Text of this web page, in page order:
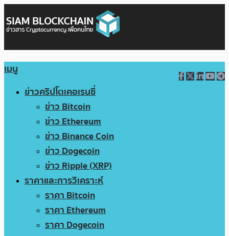
เมนู
ข่าวคริปโตเคอเรนซี่
ข่าว Bitcoin
ข่าว Ethereum
ข่าว Binance Coin
ข่าว Dogecoin
ข่าว Ripple (XRP)
ราคาและการวิเคราะห์
ราคา Bitcoin
ราคา Ethereum
ราคา Dogecoin